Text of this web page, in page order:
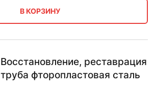
В КОРЗИНУ
Восстановление, реставрация
труба фторопластовая сталь